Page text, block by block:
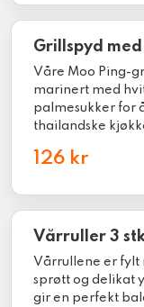
Grillspyd
Våre Moo Ping-
marinert med
palmesukker for
thailandske
126 kr
Vårruller 3
Vårrullene er fylt
sprøtt og delikat
gir en perfekt